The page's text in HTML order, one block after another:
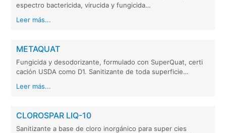
espectro bactericida, virucida y fungicida…
Leer más...
METAQUAT
Fungicida y desodorizante, formulado con SuperQuat, certi
cación USDA como D1. Sanitizante de toda superficie…
Leer más...
CLOROSPAR LIQ-10
Sanitizante a base de cloro inorgánico para super cies